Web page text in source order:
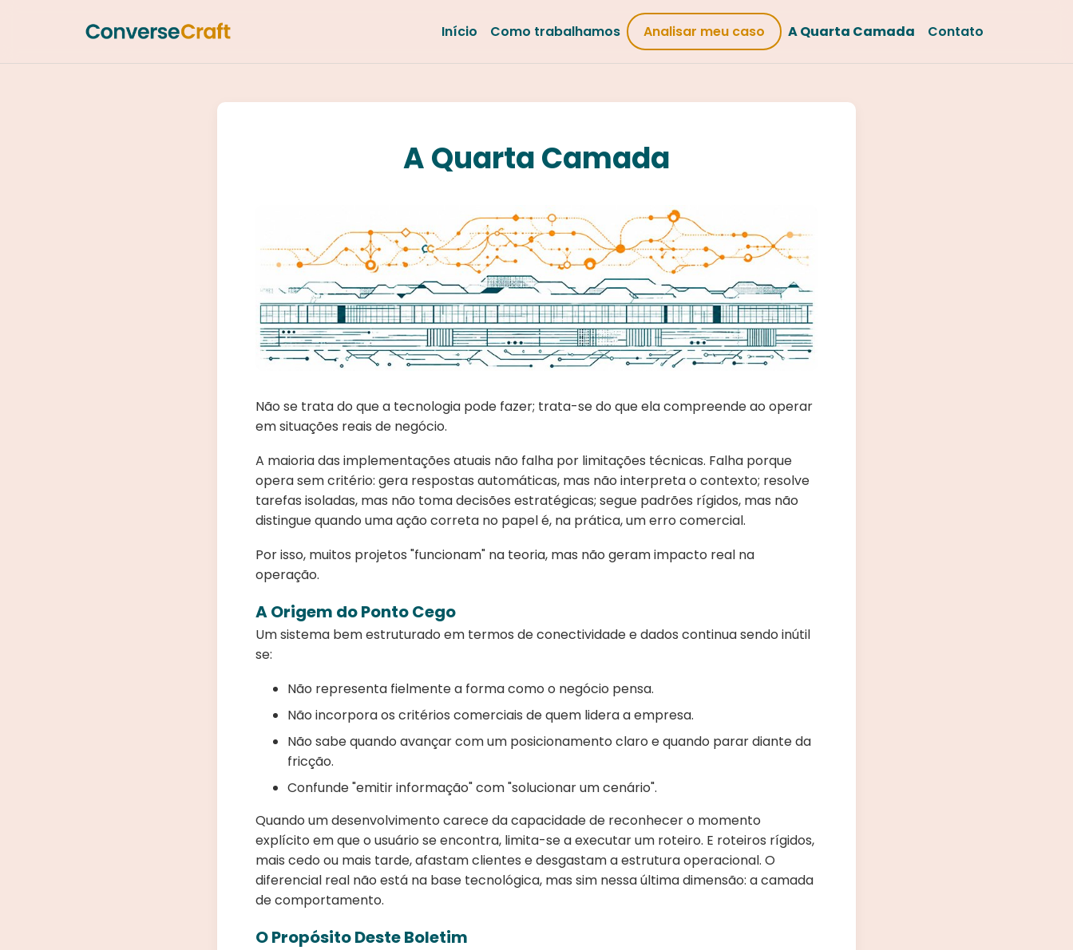
Início Como trabalhamos Analisar meu caso A Quarta Camada Contato
A Quarta Camada
Não se trata do que a tecnologia pode fazer; trata-se do que ela compreende ao operar
em situações reais de negócio.
A maioria das implementações atuais não falha por limitações técnicas. Falha porque
opera sem critério: gera respostas automáticas, mas não interpreta o contexto; resolve
tarefas isoladas, mas não toma decisões estratégicas; segue padrões rígidos, mas não
distingue quando uma ação correta no papel é, na prática, um erro comercial.
Por isso, muitos projetos "funcionam" na teoria, mas não geram impacto real na
operação.
A Origem do Ponto Cego
Um sistema bem estruturado em termos de conectividade e dados continua sendo inútil
se:
Não representa fielmente a forma como o negócio pensa.
Não incorpora os critérios comerciais de quem lidera a empresa.
Não sabe quando avançar com um posicionamento claro e quando parar diante da
fricção.
Confunde "emitir informação" com "solucionar um cenário".
Quando um desenvolvimento carece da capacidade de reconhecer o momento
explícito em que o usuário se encontra, limita-se a executar um roteiro. E roteiros rígidos,
mais cedo ou mais tarde, afastam clientes e desgastam a estrutura operacional. O
diferencial real não está na base tecnológica, mas sim nessa última dimensão: a camada
de comportamento.
O Propósito Deste Boletim